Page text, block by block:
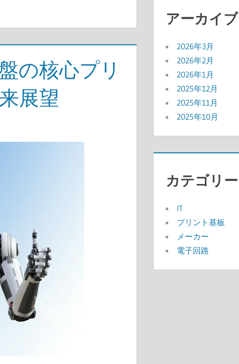
の核心プリ
展望
アーカイブ
2026年3月
2026年2月
2026年1月
2025年12月
2025年11月
2025年10月
カテゴリー
IT
プリント基板
メーカー
電子回路